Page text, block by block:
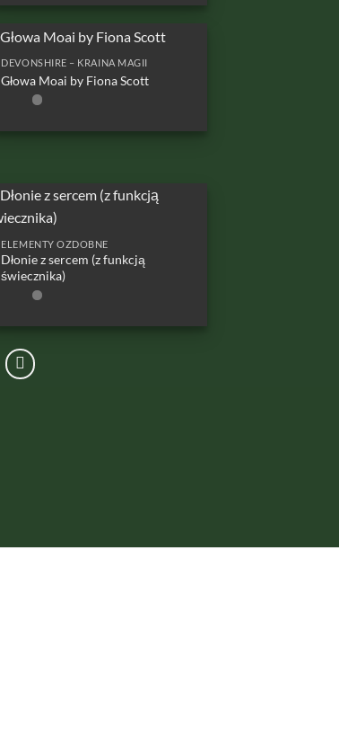
DEVONSHIRE – KRAINA MAGII
Głowa Moai by Fiona Scott
ELEMENTY OZDOBNE
Dłonie z sercem (z funkcją
świecznika)